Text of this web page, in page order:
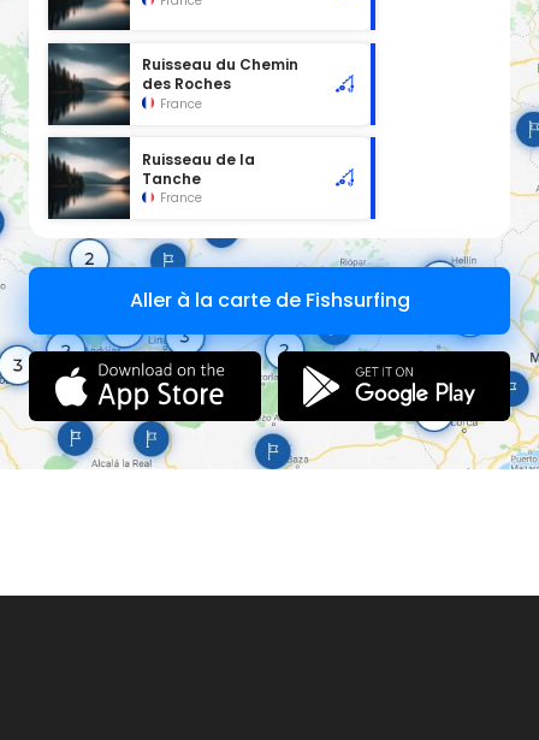
Ruisseau du Chemin
des Roches
France
Ruisseau de la
Tanche
France
Aller à la carte de Fishsurfing